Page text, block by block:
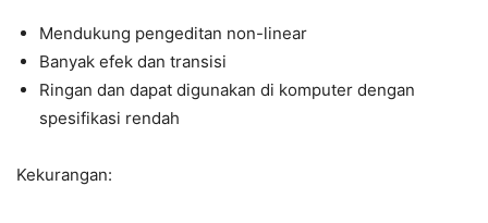
Mendukung pengeditan non-linear
Banyak efek dan transisi
Ringan dan dapat digunakan di komputer dengan
spesifikasi rendah
Kekurangan: